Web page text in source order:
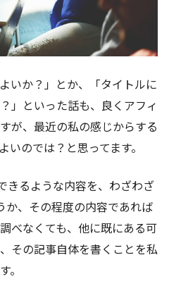
いか？」とか、「タイトルに
」といった話も、良くアフィ
が、最近の私の感じからする
いのでは？と思ってます。
きるような内容を、わざわざ
か、その程度の内容であれば
べなくても、他に既にある可
その記事自体を書くことを私
。